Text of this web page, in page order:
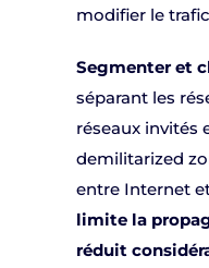
modifier le
Segmenter et
séparant les
réseaux invités
demilitarized
entre Internet
limite la
réduit